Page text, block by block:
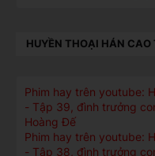
HUYỀN THOẠI HÁN CAO
Phim hay trên youtube:
- Tập 39, đình trưởng
Hoàng Đế
Phim hay trên youtube:
- Tập 38, đình trưởng